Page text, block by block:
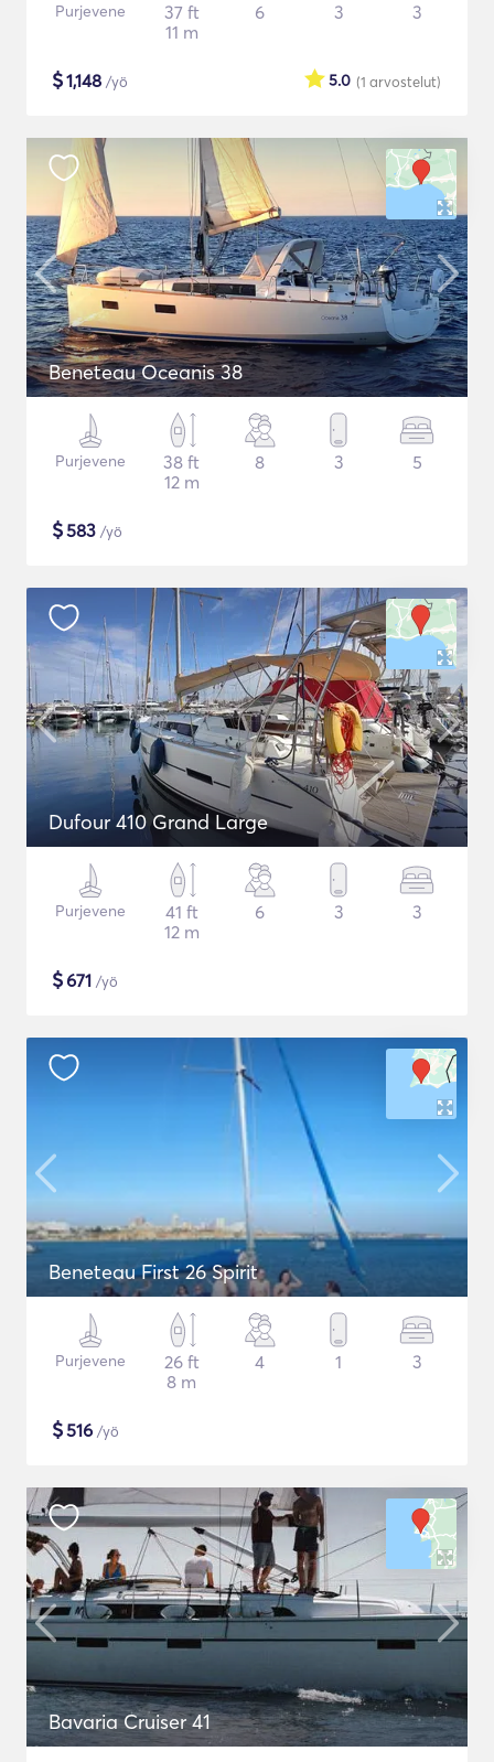
Purjevene
37 ft
11 m
6 3 3
$1,148 /yö (1 arvostelut)
5.0
Beneteau Oceanis 38
Purjevene
38 ft
12 m
8 3 5
$583 /yö
Dufour 410 Grand Large
Purjevene
41 ft
12 m
6 3 3
$671 /yö
Beneteau First 26 Spirit
Purjevene
26 ft
8 m
4 1 3
$516 /yö
Bavaria Cruiser 41